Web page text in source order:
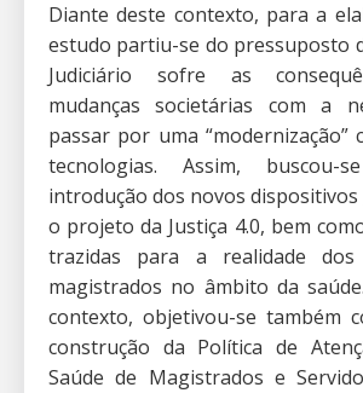
Diante deste contexto, para a
estudo partiu-se do pressuposto
Judiciário sofre as
mudanças societárias com a
passar por uma “modernização”
tecnologias. Assim, buscou-
introdução dos novos
o projeto da Justiça 4.0, bem
trazidas para a realidade
magistrados no âmbito da
contexto, objetivou-se também
construção da Política de
Saúde de Magistrados e